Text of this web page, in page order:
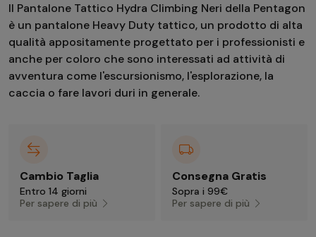
Il Pantalone Tattico Hydra Climbing Neri della Pentagon
è un pantalone Heavy Duty tattico, un prodotto di alta
qualità appositamente progettato per i professionisti e
anche per coloro che sono interessati ad attività di
avventura come l'escursionismo, l'esplorazione, la
caccia o fare lavori duri in generale.
Cambio Taglia
Entro 14 giorni
Per sapere di più
Consegna Gratis
Sopra i 99€
Per sapere di più